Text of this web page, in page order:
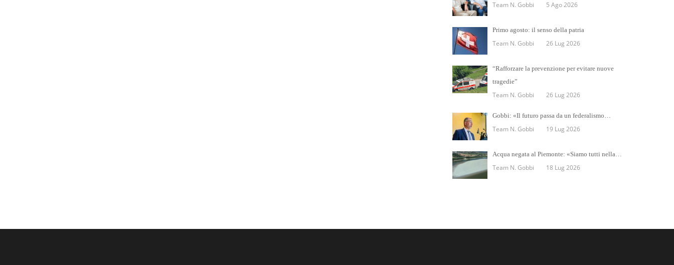
Team N. Gobbi 5 Ago 2026
Primo agosto: il senso della patria
Team N. Gobbi 26 Lug 2026
“Rafforzare la prevenzione per evitare nuove
tragedie”
Team N. Gobbi 26 Lug 2026
Gobbi: «Il futuro passa da un federalismo…
Team N. Gobbi 19 Lug 2026
Acqua negata al Piemonte: «Siamo tutti nella…
Team N. Gobbi 18 Lug 2026